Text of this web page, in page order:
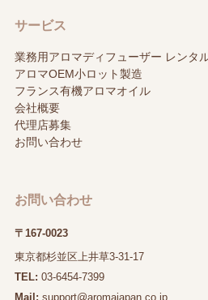
サービス
業務用アロマディフューザー レンタ
アロマOEM小ロット製造
フランス有機アロマオイル
会社概要
代理店募集
お問い合わせ
お問い合わせ
〒167-0023
東京都杉並区上井草3-31-17
TEL: 03-6454-7399
Mail: support@aromajapan.co.jp